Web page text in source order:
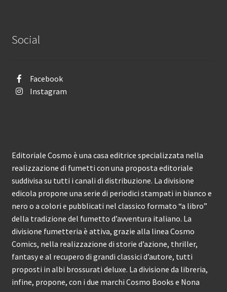
Social
Facebook
Instagram
Editoriale Cosmo è una casa editrice specializzata nella
realizzazione di fumetti con una proposta editoriale
suddivisa su tutti i canali di distribuzione. La divisione
edicola propone una serie di periodici stampati in bianco e
nero o a colori e pubblicati nel classico formato “a libro”
della tradizione del fumetto d’avventura italiano. La
divisione fumetteria è attiva, grazie alla linea Cosmo
Comics, nella realizzazione di storie d’azione, thriller,
fantasy e al recupero di grandi classici d’autore, tutti
proposti in albi brossurati deluxe. La divisione da libreria,
infine, propone, con i due marchi Cosmo Books e Nona